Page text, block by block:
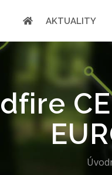
AKTUALITY